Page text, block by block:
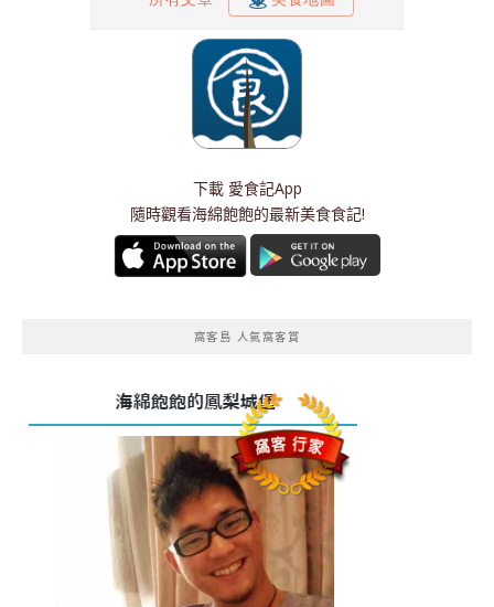
下載 愛食記App
隨時觀看海綿飽飽的最新美食食記!
窩客島 人氣窩客賞